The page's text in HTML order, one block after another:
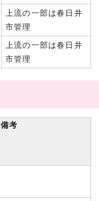
上流の一部は春日井
市管理
上流の一部は春日井
市管理
備考